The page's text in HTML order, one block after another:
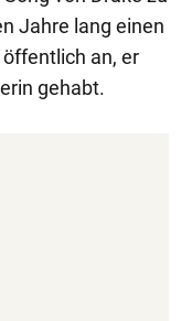
Jahre lang einen
an, er
gehabt.